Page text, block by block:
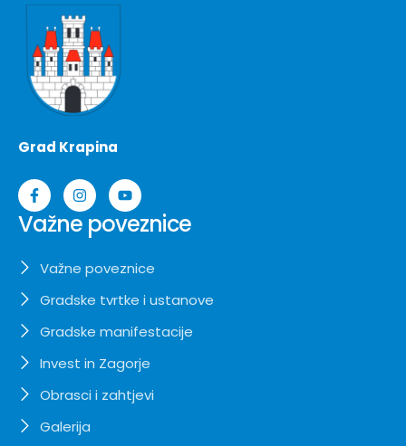
Grad Krapina
Važne poveznice
Važne poveznice
Gradske tvrtke i ustanove
Gradske manifestacije
Invest in Zagorje
Obrasci i zahtjevi
Galerija